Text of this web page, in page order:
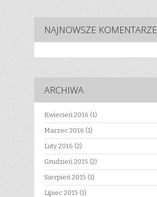
NAJNOWSZE KOMENTARZE
ARCHIWA
Kwiecień 2016 (1)
Marzec 2016 (1)
Luty 2016 (2)
Grudzień 2015 (2)
Sierpień 2015 (1)
Lipiec 2015 (1)